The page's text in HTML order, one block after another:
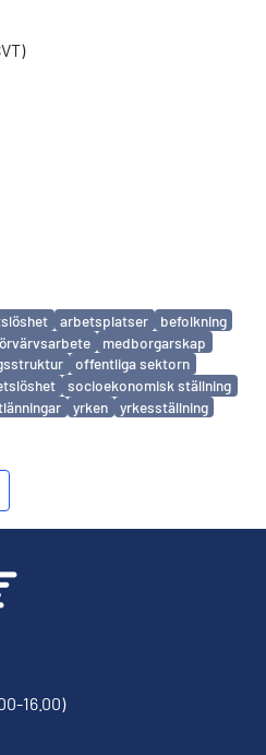
arbetsplatser
befolkning
medborgarskap
offentliga sektorn
socioekonomisk ställning
yrken yrkesställning
16.00)